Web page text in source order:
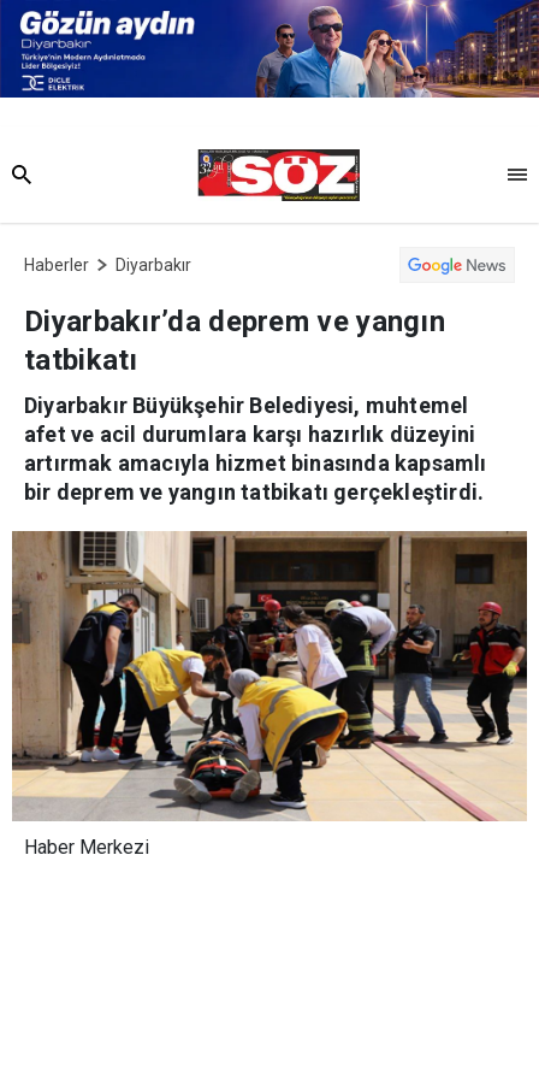
Haberler Diyarbakır
Diyarbakır’da deprem ve yangın
tatbikatı
Diyarbakır Büyükşehir Belediyesi, muhtemel
afet ve acil durumlara karşı hazırlık düzeyini
artırmak amacıyla hizmet binasında kapsamlı
bir deprem ve yangın tatbikatı gerçekleştirdi.
Haber Merkezi